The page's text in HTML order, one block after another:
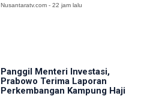
Nusantaratv.com - 22 jam lalu
Panggil Menteri Investasi,
Prabowo Terima Laporan
Perkembangan Kampung Haji